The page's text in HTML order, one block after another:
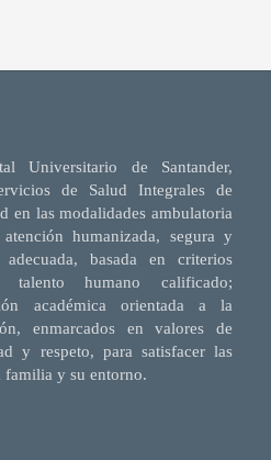
Universitario de Santander,
de Salud Integrales de
en las modalidades ambulatoria
humanizada, segura y
basada en criterios
humano calificado;
académica orientada a la
enmarcados en valores de
y respeto, para satisfacer las
familia y su entorno.